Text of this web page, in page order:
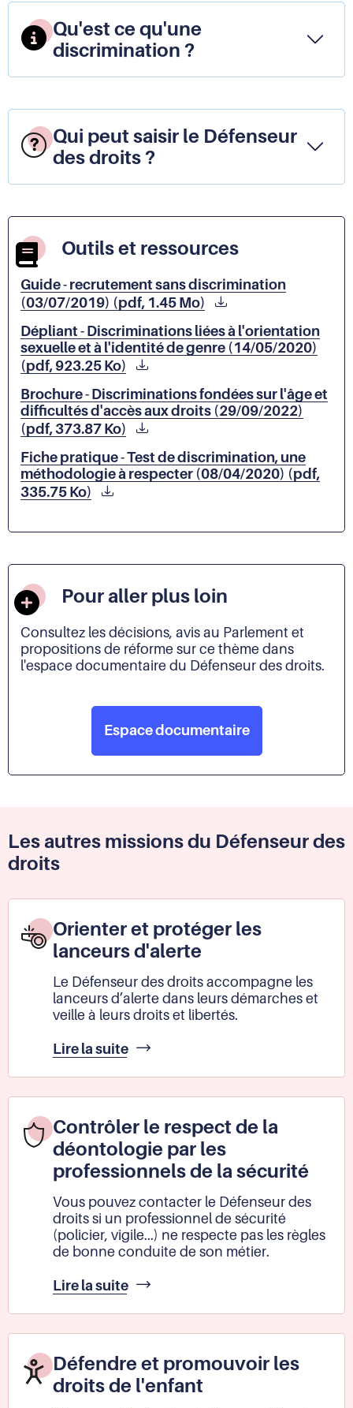
Qu'est ce qu'une
discrimination ?
Qui peut saisir le Défenseur
des droits ?
Outils et ressources
Guide - recrutement sans discrimination
(03/07/2019) (pdf, 1.45 Mo)
Dépliant - Discriminations liées à l'orientation
sexuelle et à l'identité de genre (14/05/2020)
(pdf, 923.25 Ko)
Brochure - Discriminations fondées sur l'âge et
difficultés d'accès aux droits (29/09/2022)
(pdf, 373.87 Ko)
Fiche pratique - Test de discrimination, une
méthodologie à respecter (08/04/2020) (pdf,
335.75 Ko)
Pour aller plus loin
Consultez les décisions, avis au Parlement et
propositions de réforme sur ce thème dans
l'espace documentaire du Défenseur des droits.
Espace documentaire
Les autres missions du Défenseur des
droits
Orienter et protéger les
lanceurs d'alerte
Le Défenseur des droits accompagne les
lanceurs d’alerte dans leurs démarches et
veille à leurs droits et libertés.
Lire la suite Orienter
protéger
les
d'alerte
Contrôler le respect de la
déontologie par les
professionnels de la sécurité
Vous pouvez contacter le Défenseur des
droits si un professionnel de sécurité
(policier, vigile...) ne respecte pas les règles
de bonne conduite de son métier.
Lire la suite Contrôler
respect
de
déontologie
par
Défendre et promouvoir les
droits de l'enfant